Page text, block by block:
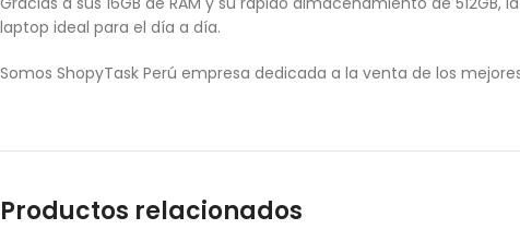
laptop ideal para el día a día.
Somos ShopyTask Perú empresa dedicada a la venta de los
Productos relacionados